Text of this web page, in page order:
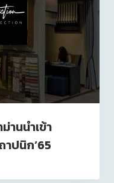
านนำเข้า
ปนิก’65